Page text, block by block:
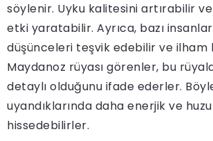
söylenir. Uyku kalitesini artırabilir
etki yaratabilir. Ayrıca, bazı
düşünceleri teşvik edebilir ve ilham
Maydanoz rüyası görenler, bu
detaylı olduğunu ifade ederler.
uyandıklarında daha enerjik ve
hissedebilirler.